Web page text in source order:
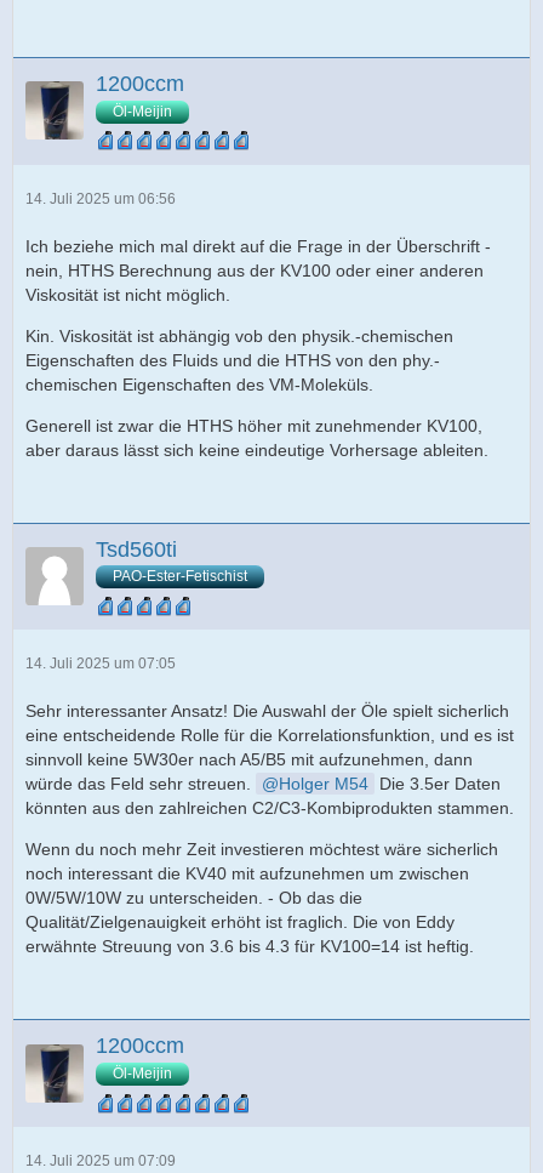
1200ccm
Öl-Meijin
14. Juli 2025 um 06:56
Ich beziehe mich mal direkt auf die Frage in der Überschrift -
nein, HTHS Berechnung aus der KV100 oder einer anderen
Viskosität ist nicht möglich.
Kin. Viskosität ist abhängig vob den physik.-chemischen
Eigenschaften des Fluids und die HTHS von den phy.-
chemischen Eigenschaften des VM-Moleküls.
Generell ist zwar die HTHS höher mit zunehmender KV100,
aber daraus lässt sich keine eindeutige Vorhersage ableiten.
Tsd560ti
PAO-Ester-Fetischist
14. Juli 2025 um 07:05
Sehr interessanter Ansatz! Die Auswahl der Öle spielt sicherlich
eine entscheidende Rolle für die Korrelationsfunktion, und es ist
sinnvoll keine 5W30er nach A5/B5 mit aufzunehmen, dann
würde das Feld sehr streuen.
Holger M54
Die 3.5er Daten
könnten aus den zahlreichen C2/C3-Kombiprodukten stammen.
Wenn du noch mehr Zeit investieren möchtest wäre sicherlich
noch interessant die KV40 mit aufzunehmen um zwischen
0W/5W/10W zu unterscheiden. - Ob das die
Qualität/Zielgenauigkeit erhöht ist fraglich. Die von Eddy
erwähnte Streuung von 3.6 bis 4.3 für KV100=14 ist heftig.
1200ccm
Öl-Meijin
14. Juli 2025 um 07:09